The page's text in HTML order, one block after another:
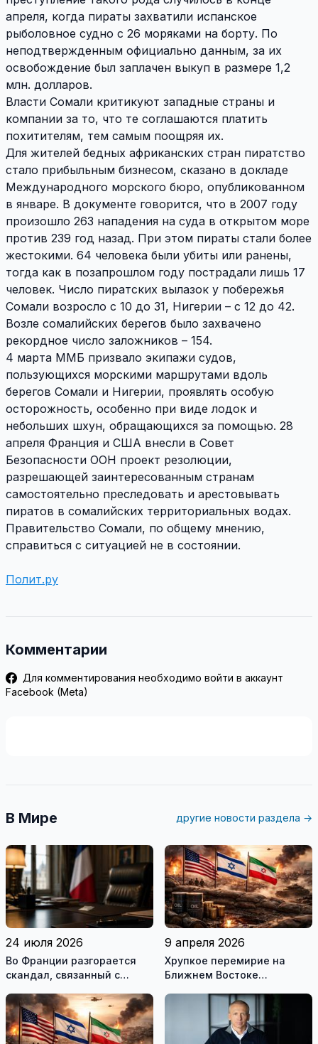
апреля, когда пираты захватили испанское
рыболовное судно с 26 моряками на борту. По
неподтвержденным официально данным, за их
освобождение был заплачен выкуп в размере 1,2
млн. долларов.
Власти Сомали критикуют западные страны и
компании за то, что те соглашаются платить
похитителям, тем самым поощряя их.
Для жителей бедных африканских стран пиратство
стало прибыльным бизнесом, сказано в докладе
Международного морского бюро, опубликованном
в январе. В документе говорится, что в 2007 году
произошло 263 нападения на суда в открытом море
против 239 год назад. При этом пираты стали более
жестокими. 64 человека были убиты или ранены,
тогда как в позапрошлом году пострадали лишь 17
человек. Число пиратских вылазок у побережья
Сомали возросло с 10 до 31, Нигерии – с 12 до 42.
Возле сомалийских берегов было захвачено
рекордное число заложников – 154.
4 марта ММБ призвало экипажи судов,
пользующихся морскими маршрутами вдоль
берегов Сомали и Нигерии, проявлять особую
осторожность, особенно при виде лодок и
небольших шхун, обращающихся за помощью. 28
апреля Франция и США внесли в Совет
Безопасности ООН проект резолюции,
разрешающей заинтересованным странам
самостоятельно преследовать и арестовывать
пиратов в сомалийских территориальных водах.
Правительство Сомали, по общему мнению,
справиться с ситуацией не в состоянии.
Полит.ру
Комментарии
Для комментирования необходимо войти в аккаунт
Facebook (Meta)
В Мире другие новости раздела →
24 июля 2026
Во Франции разгорается
скандал, связанный с
государственными
служащими
9 апреля 2026
Хрупкое перемирие на
Ближнем Востоке